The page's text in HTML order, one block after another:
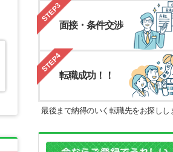
STEP3
面接・条件交渉
STEP4
転職成功！！
最後まで納得のいく転職先をお探しし